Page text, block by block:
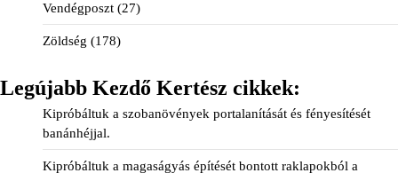
Vendégposzt (27)
Zöldség (178)
Legújabb Kezdő Kertész cikkek:
Kipróbáltuk a szobanövények portalanítását és fényesítését
banánhéjjal.
Kipróbáltuk a magaságyás építését bontott raklapokból a